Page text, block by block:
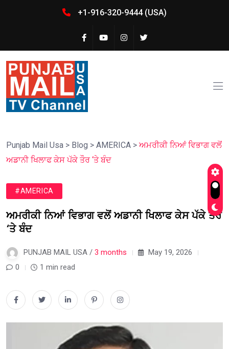
+1-916-320-9444 (USA)
Punjab Mail Usa > Blog > AMERICA > ਅਮਰੀਕੀ ਨਿਆਂ ਵਿਭਾਗ ਵਲੋਂ
ਅਡਾਨੀ ਖਿਲਾਫ ਕੇਸ ਪੱਕੇ ਤੌਰ ‘ਤੇ ਬੰਦ
#AMERICA
ਅਮਰੀਕੀ ਨਿਆਂ ਵਿਭਾਗ ਵਲੋਂ ਅਡਾਨੀ ਖਿਲਾਫ ਕੇਸ ਪੱਕੇ ਤੌਰ
‘ਤੇ ਬੰਦ
PUNJAB MAIL USA / 3 months
May 19, 2026
0
1 min read